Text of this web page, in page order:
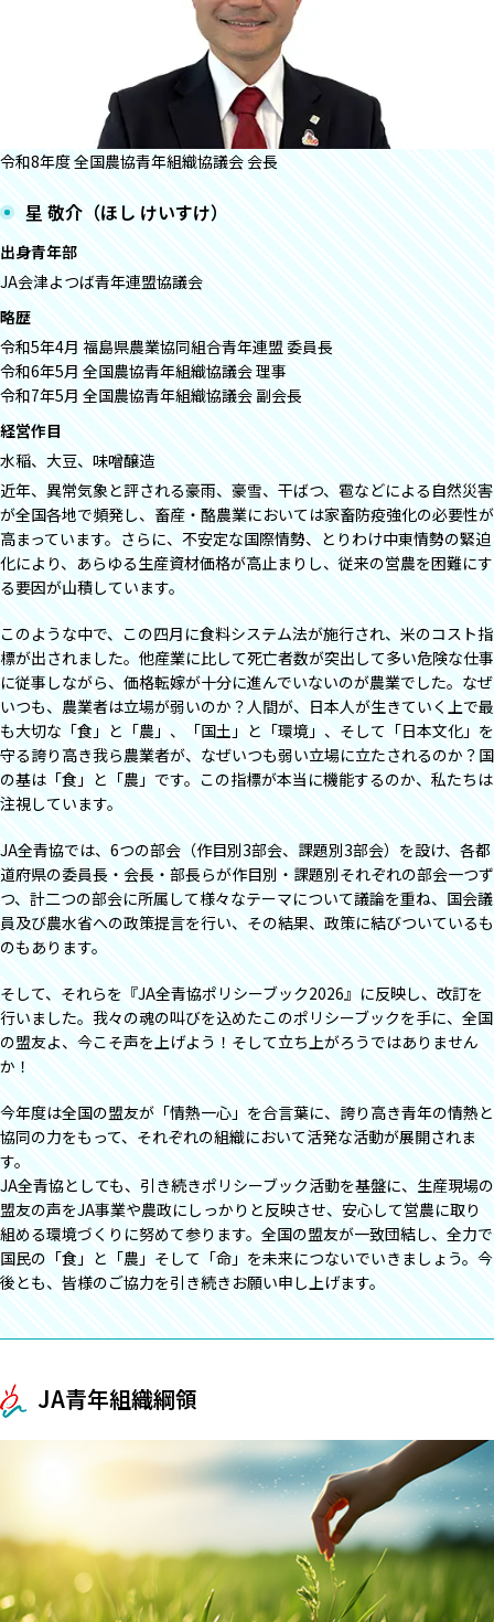
令和8年度 全国農協青年組織協議会 会長
星 敬介（ほし けいすけ）
出身青年部
JA会津よつば青年連盟協議会
略歴
令和5年4月 福島県農業協同組合青年連盟 委員長
令和6年5月 全国農協青年組織協議会 理事
令和7年5月 全国農協青年組織協議会 副会長
経営作目
水稲、大豆、味噌醸造
近年、異常気象と評される豪雨、豪雪、干ばつ、雹などによる自然災害
が全国各地で頻発し、畜産・酪農業においては家畜防疫強化の必要性が
高まっています。さらに、不安定な国際情勢、とりわけ中東情勢の緊迫
化により、あらゆる生産資材価格が高止まりし、従来の営農を困難にす
る要因が山積しています。
このような中で、この四月に食料システム法が施行され、米のコスト指
標が出されました。他産業に比して死亡者数が突出して多い危険な仕事
に従事しながら、価格転嫁が十分に進んでいないのが農業でした。なぜ
いつも、農業者は立場が弱いのか？人間が、日本人が生きていく上で最
も大切な「食」と「農」、「国土」と「環境」、そして「日本文化」を
守る誇り高き我ら農業者が、なぜいつも弱い立場に立たされるのか？国
の基は「食」と「農」です。この指標が本当に機能するのか、私たちは
注視しています。
JA全青協では、6つの部会（作目別3部会、課題別3部会）を設け、各都
道府県の委員長・会長・部長らが作目別・課題別それぞれの部会一つず
つ、計二つの部会に所属して様々なテーマについて議論を重ね、国会議
員及び農水省への政策提言を行い、その結果、政策に結びついているも
のもあります。
そして、それらを『JA全青協ポリシーブック2026』に反映し、改訂を
行いました。我々の魂の叫びを込めたこのポリシーブックを手に、全国
の盟友よ、今こそ声を上げよう！そして立ち上がろうではありません
か！
今年度は全国の盟友が「情熱一心」を合言葉に、誇り高き青年の情熱と
協同の力をもって、それぞれの組織において活発な活動が展開されま
す。
JA全青協としても、引き続きポリシーブック活動を基盤に、生産現場の
盟友の声をJA事業や農政にしっかりと反映させ、安心して営農に取り
組める環境づくりに努めて参ります。全国の盟友が一致団結し、全力で
国民の「食」と「農」そして「命」を未来につないでいきましょう。今
後とも、皆様のご協力を引き続きお願い申し上げます。
JA青年組織綱領